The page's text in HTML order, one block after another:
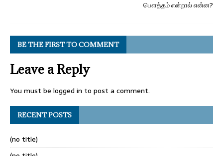
பௌத்தம் என்றால் என்ன?
BE THE FIRST TO COMMENT
Leave a Reply
You must be logged in to post a comment.
RECENT POSTS
(no title)